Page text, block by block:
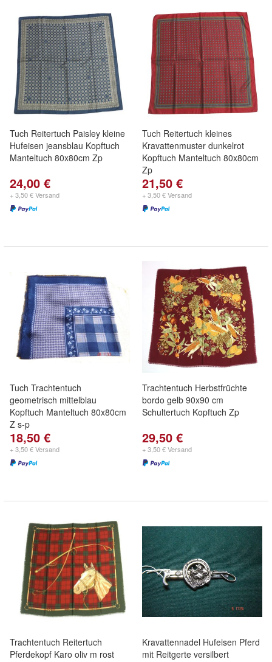
Tuch Reitertuch Paisley kleine
Hufeisen jeansblau Kopftuch
Manteltuch 80x80cm Zp
24,00 €
+ 3,50 € Versand
Tuch Reitertuch kleines
Kravattenmuster dunkelrot
Kopftuch Manteltuch 80x80cm
Zp
21,50 €
+ 3,50 € Versand
Tuch Trachtentuch
geometrisch mittelblau
Kopftuch Manteltuch 80x80cm
Z s-p
18,50 €
+ 3,50 € Versand
Trachtentuch Herbstfrüchte
bordo gelb 90x90 cm
Schultertuch Kopftuch Zp
29,50 €
+ 3,50 € Versand
Trachtentuch Reitertuch
Pferdekopf Karo oliv m rost
Kravattennadel Hufeisen Pferd
mit Reitgerte versilbert